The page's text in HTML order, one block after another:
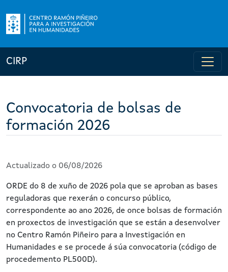
CIRP
Convocatoria de bolsas de
formación 2026
Actualizado o 06/08/2026
ORDE do 8 de xuño de 2026 pola que se aproban as bases
reguladoras que rexerán o concurso público,
correspondente ao ano 2026, de once bolsas de formación
en proxectos de investigación que se están a desenvolver
no Centro Ramón Piñeiro para a Investigación en
Humanidades e se procede á súa convocatoria (código de
procedemento PL500D).